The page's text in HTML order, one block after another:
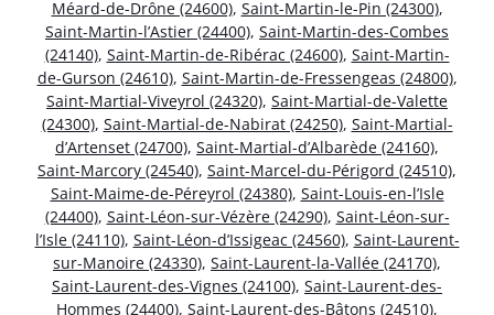
Méard-de-Drône (24600), Saint-Martin-le-Pin (24300),
Saint-Martin-l’Astier (24400), Saint-Martin-des-Combes
(24140), Saint-Martin-de-Ribérac (24600), Saint-Martin-
de-Gurson (24610), Saint-Martin-de-Fressengeas (24800),
Saint-Martial-Viveyrol (24320), Saint-Martial-de-Valette
(24300), Saint-Martial-de-Nabirat (24250), Saint-Martial-
d’Artenset (24700), Saint-Martial-d’Albarède (24160),
Saint-Marcory (24540), Saint-Marcel-du-Périgord (24510),
Saint-Maime-de-Péreyrol (24380), Saint-Louis-en-l’Isle
(24400), Saint-Léon-sur-Vézère (24290), Saint-Léon-sur-
l’Isle (24110), Saint-Léon-d’Issigeac (24560), Saint-Laurent-
sur-Manoire (24330), Saint-Laurent-la-Vallée (24170),
Saint-Laurent-des-Vignes (24100), Saint-Laurent-des-
Hommes (24400), Saint-Laurent-des-Bâtons (24510),